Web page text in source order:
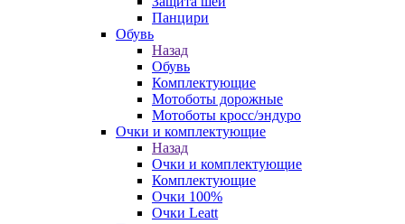
Панцири
Обувь
Назад
Обувь
Комплектующие
Мотоботы дорожные
Мотоботы кросс/эндуро
Очки и комплектующие
Назад
Очки и комплектующие
Комплектующие
Очки 100%
Очки Leatt